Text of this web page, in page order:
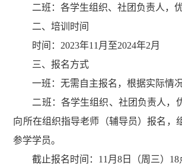
二班：各学生组织、社团负责人，
二、培训时间
时间： 2023年11 月至2024年2月
三、报名方式
一班：无需自主报名，根据实际情况
二班：各学生组织、社团负责人，
向所在组织指导老师（辅导员）报名，
参学学员。
截止报名时间：11月8日（周三）18